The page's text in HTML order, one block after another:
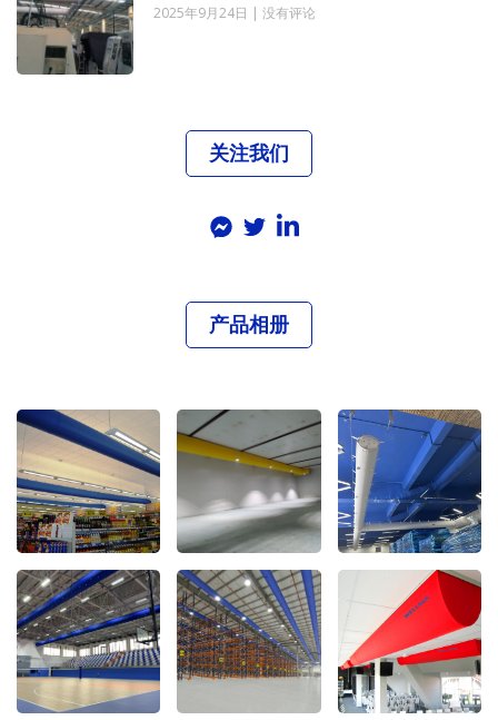
2025年9月24日 没有评论
关注我们
产品相册